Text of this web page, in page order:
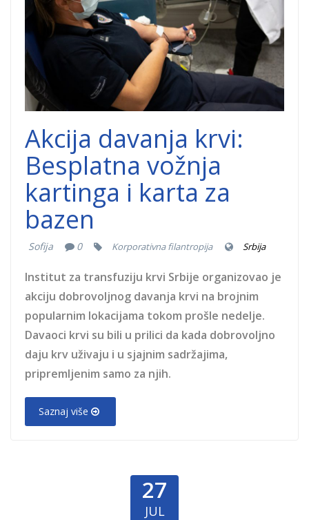
Akcija davanja krvi:
Besplatna vožnja
kartinga i karta za
bazen
Sofija 0 Korporativna filantropija Srbija
Institut za transfuziju krvi Srbije organizovao je
akciju dobrovoljnog davanja krvi na brojnim
popularnim lokacijama tokom prošle nedelje.
Davaoci krvi su bili u prilici da kada dobrovoljno
daju krv uživaju i u sjajnim sadržajima,
pripremljenim samo za njih.
Saznaj više
27
JUL